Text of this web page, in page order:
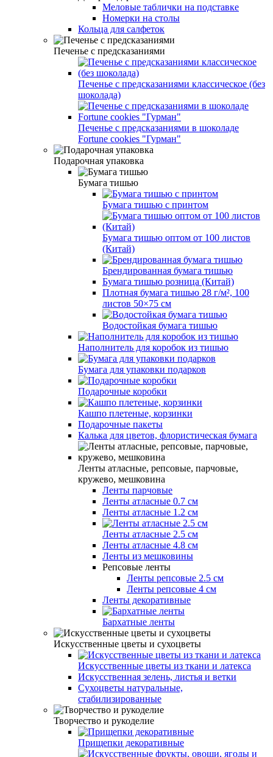
Меловые таблички на подставке
Номерки на столы
Кольца для салфеток
Печенье с предсказаниями
Печенье с предсказаниями классическое (без
шоколада)
Печенье с предсказаниями в шоколаде
Fortune cookies "Гурман"
Подарочная упаковка
Бумага тишью
Бумага тишью с принтом
Бумага тишью оптом от 100 листов
(Китай)
Брендированная бумага тишью
Бумага тишью розница (Китай)
Плотная бумага тишью 28 г/м², 100
листов 50×75 см
Водостойкая бумага тишью
Наполнитель для коробок из тишью
Бумага для упаковки подарков
Подарочные коробки
Кашпо плетеные, корзинки
Подарочные пакеты
Калька для цветов, флористическая бумага
Ленты атласные, репсовые, парчовые,
кружево, мешковина
Ленты парчовые
Ленты атласные 0.7 см
Ленты атласные 1.2 см
Ленты атласные 2.5 см
Ленты атласные 4.8 см
Ленты из мешковины
Репсовые ленты
Ленты репсовые 2.5 см
Ленты репсовые 4 см
Ленты декоративные
Бархатные ленты
Искусственные цветы и сухоцветы
Искусственные цветы из ткани и латекса
Искусственная зелень, листья и ветки
Сухоцветы натуральные,
стабилизированные
Творчество и рукоделие
Прищепки декоративные